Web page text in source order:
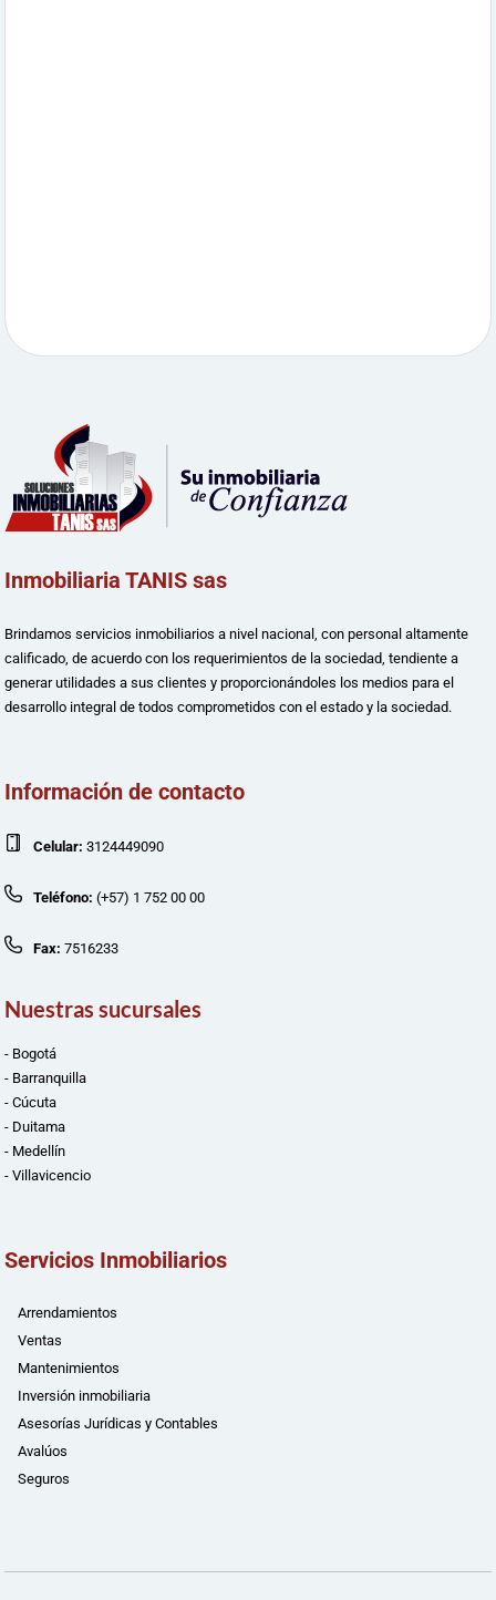
Inmobiliaria TANIS sas
Brindamos servicios inmobiliarios a nivel nacional, con personal altamente
calificado, de acuerdo con los requerimientos de la sociedad, tendiente a
generar utilidades a sus clientes y proporcionándoles los medios para el
desarrollo integral de todos comprometidos con el estado y la sociedad.
Información de contacto
Celular: 3124449090
Teléfono: (+57) 1 752 00 00
Fax: 7516233
Nuestras sucursales
- Bogotá
- Barranquilla
- Cúcuta
- Duitama
- Medellín
- Villavicencio
Servicios Inmobiliarios
Arrendamientos
Ventas
Mantenimientos
Inversión inmobiliaria
Asesorías Jurídicas y Contables
Avalúos
Seguros